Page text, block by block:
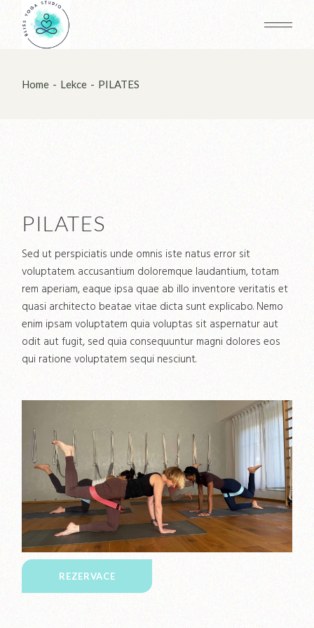
Home Lekce PILATES
PILATES
Sed ut perspiciatis unde omnis iste natus error sit
voluptatem. accusantium doloremque laudantium, totam
rem aperiam, eaque ipsa quae ab illo inventore veritatis et
quasi architecto beatae vitae dicta sunt explicabo. Nemo
enim ipsam voluptatem quia voluptas sit aspernatur aut
odit aut fugit, sed quia consequuntur magni dolores eos
qui ratione voluptatem sequi nesciunt.
REZERVACE